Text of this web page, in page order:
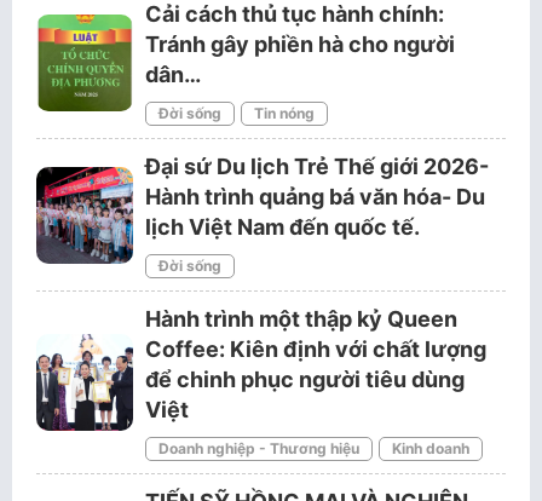
Cải cách thủ tục hành chính:
Tránh gây phiền hà cho người
dân…
Đời sống Tin nóng
Đại sứ Du lịch Trẻ Thế giới 2026-
Hành trình quảng bá văn hóa- Du
lịch Việt Nam đến quốc tế.
Đời sống
Hành trình một thập kỷ Queen
Coffee: Kiên định với chất lượng
để chinh phục người tiêu dùng
Việt
Doanh nghiệp - Thương hiệu Kinh doanh